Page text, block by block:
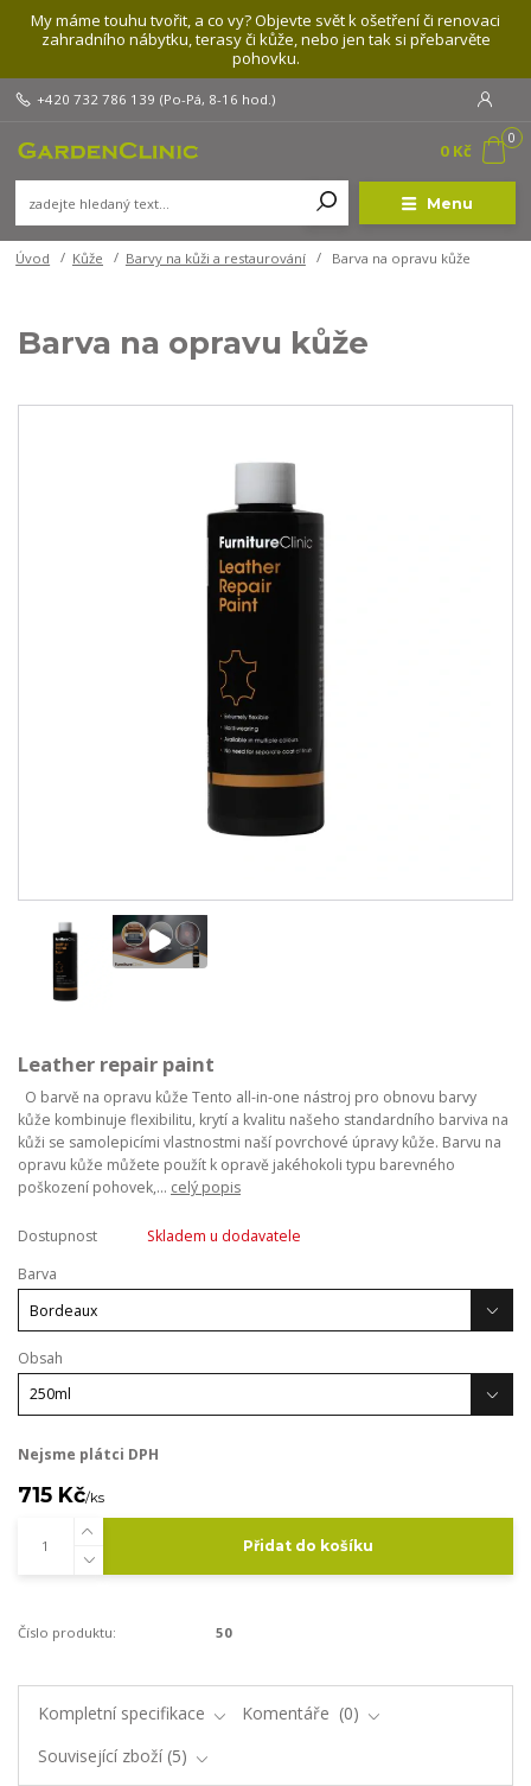
My máme touhu tvořit, a co vy? Objevte svět k ošetření či renovaci
zahradního nábytku, terasy či kůže, nebo jen tak si přebarvěte
pohovku.
Menu
+420 732 786 139 (Po-Pá, 8-16 hod.)
0
0 Kč
Úvod Kůže Barvy na kůži a restaurování Barva na opravu kůže
Barva na opravu kůže
Leather repair paint
O barvě na opravu kůže Tento all-in-one nástroj pro obnovu barvy
kůže kombinuje flexibilitu, krytí a kvalitu našeho standardního barviva na
kůži se samolepicími vlastnostmi naší povrchové úpravy kůže. Barvu na
opravu kůže můžete použít k opravě jakéhokoli typu barevného
poškození pohovek,... celý popis
Dostupnost
Skladem u dodavatele
Barva
Obsah
Nejsme plátci DPH
715 Kč/ks
Přidat do košíku
Číslo produktu: 50
Kompletní specifikace Komentáře
0
Související zboží 5